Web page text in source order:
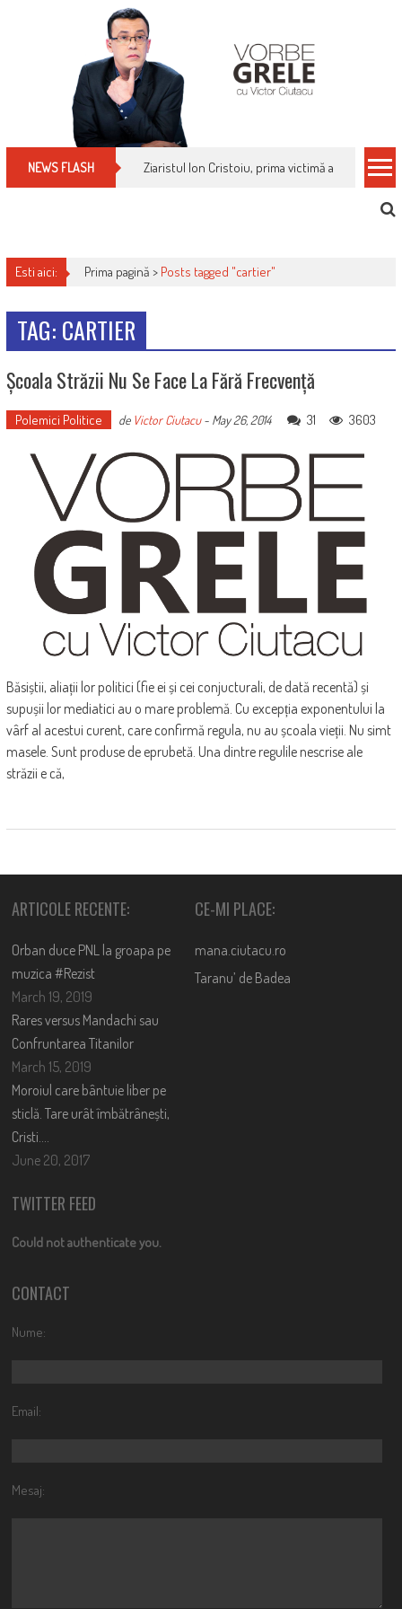
NEWS FLASH Ziaristul Ion Cristoiu, prima victimă a noi
Esti aici: Prima pagină > Posts tagged "cartier"
TAG: CARTIER
Școala Străzii Nu Se Face La Fără Frecvență
Polemici Politice de Victor Ciutacu- May 26, 2014 31 3603
Băsiștii, aliații lor politici (fie ei și cei conjucturali, de dată recentă) și
supușii lor mediatici au o mare problemă. Cu excepția exponentului la
vârf al acestui curent, care confirmă regula, nu au școala vieții. Nu simt
masele. Sunt produse de eprubetă. Una dintre regulile nescrise ale
străzii e că,
ARTICOLE RECENTE:
Orban duce PNL la groapa pe
muzica #Rezist
March 19, 2019
Rares versus Mandachi sau
Confruntarea Titanilor
March 15, 2019
Moroiul care bântuie liber pe
sticlă. Tare urât îmbătrânești,
Cristi….
June 20, 2017
CE-MI PLACE:
mana.ciutacu.ro
Taranu’ de Badea
TWITTER FEED
Could not authenticate you.
CONTACT
Nume:
Email:
Mesaj: